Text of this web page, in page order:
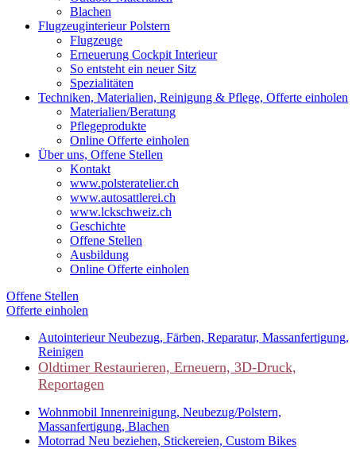
Blachen
Flugzeuginterieur Polstern
Flugzeuge
Erneuerung Cockpit Interieur
So entsteht ein neuer Sitz
Spezialitäten
Techniken, Materialien, Reinigung & Pflege, Offerte einholen
Materialien/Beratung
Pflegeprodukte
Online Offerte einholen
Über uns, Offene Stellen
Kontakt
www.polsteratelier.ch
www.autosattlerei.ch
www.lckschweiz.ch
Geschichte
Offene Stellen
Ausbildung
Online Offerte einholen
Offene Stellen
Offerte einholen
AutointerieurNeubezug, Färben, Reparatur, Massanfertigung,
Reinigen
Oldtimer Restaurieren, Erneuern, 3D-Druck,
Reportagen
Wohnmobil Innenreinigung, Neubezug/Polstern,
Massanfertigung, Blachen
Motorrad Neu beziehen, Stickereien, Custom Bikes